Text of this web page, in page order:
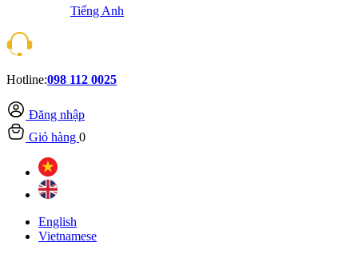
Tiếng Anh
Hotline:098 112 0025
Đăng nhập
Giỏ hàng 0
English
Vietnamese